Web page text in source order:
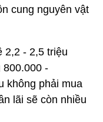
cung nguyên vật
2,2 - 2,5 triệu
800.000 -
không phải mua
lãi sẽ còn nhiều